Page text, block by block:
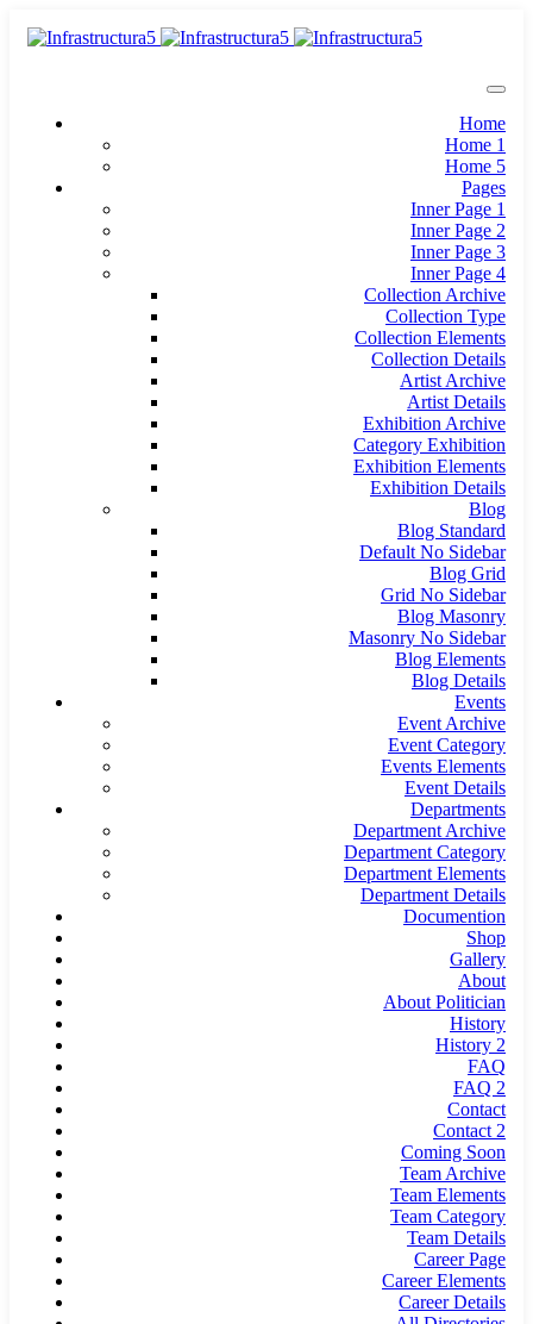
Home
Home 1
Home 5
Pages
Inner Page 1
Inner Page 2
Inner Page 3
Inner Page 4
Collection Archive
Collection Type
Collection Elements
Collection Details
Artist Archive
Artist Details
Exhibition Archive
Category Exhibition
Exhibition Elements
Exhibition Details
Blog
Blog Standard
Default No Sidebar
Blog Grid
Grid No Sidebar
Blog Masonry
Masonry No Sidebar
Blog Elements
Blog Details
Events
Event Archive
Event Category
Events Elements
Event Details
Departments
Department Archive
Department Category
Department Elements
Department Details
Documention
Shop
Gallery
About
About Politician
History
History 2
FAQ
FAQ 2
Contact
Contact 2
Coming Soon
Team Archive
Team Elements
Team Category
Team Details
Career Page
Career Elements
Career Details